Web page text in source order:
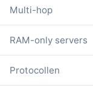
Multi-hop
RAM-only servers
Protocollen